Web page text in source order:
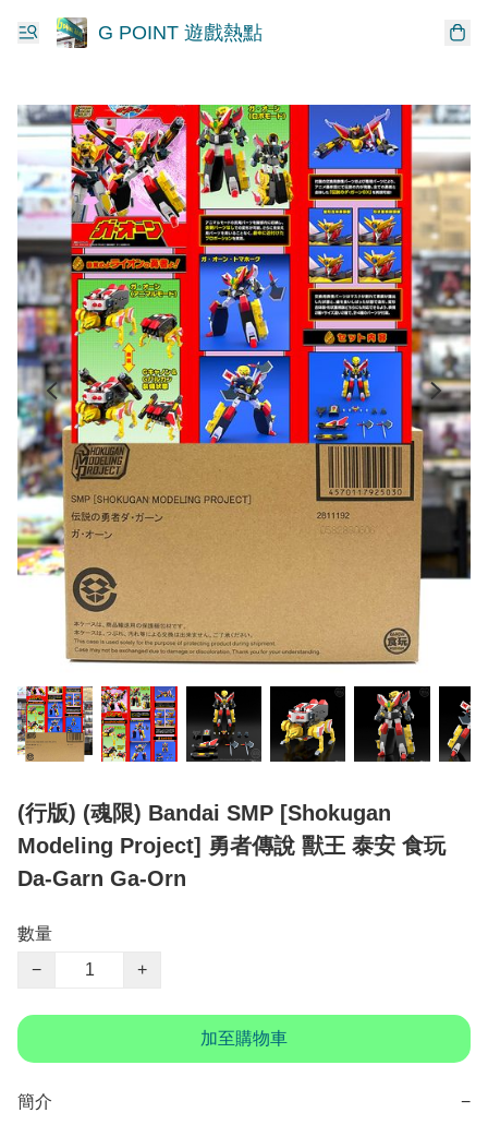
G POINT 遊戲熱點
(行版) (魂限) Bandai SMP [Shokugan
Modeling Project] 勇者傳說 獸王 泰安 食玩
Da-Garn Ga-Orn
數量
−
+
加至購物車
簡介 −